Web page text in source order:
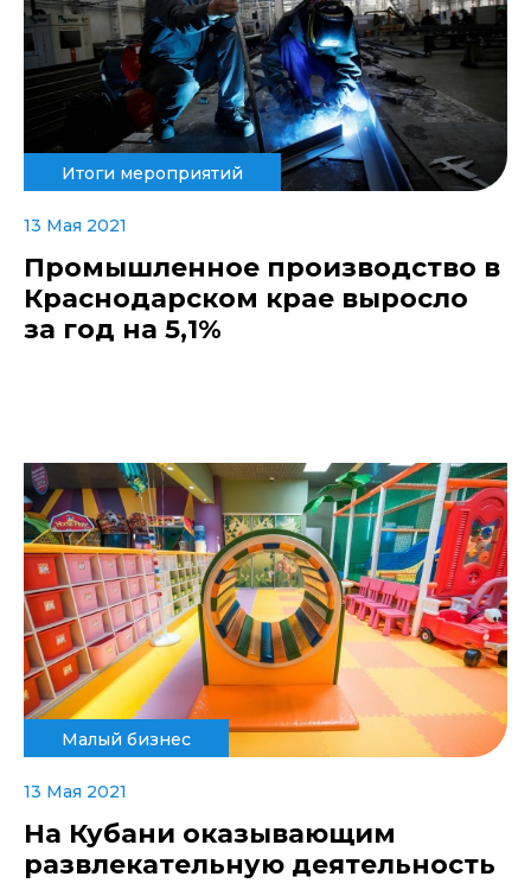
Итоги мероприятий
13 Мая 2021
Промышленное производство в
Краснодарском крае выросло
за год на 5,1%
Малый бизнес
13 Мая 2021
На Кубани оказывающим
развлекательную деятельность